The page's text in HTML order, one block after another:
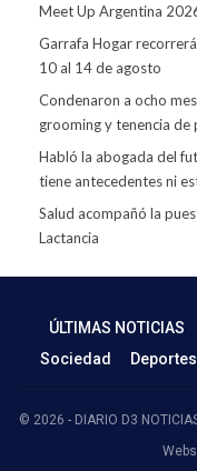
Meet Up Argentina
Garrafa Hogar
10 al 14 de agosto
Condenaron a ocho
grooming y tenencia
Habló la abogada del
tiene antecedentes ni
Salud acompañó la
Lactancia
ÚLTIMAS NOTICIAS
Sociedad
Deportes
© 2026 - DIARIO D3